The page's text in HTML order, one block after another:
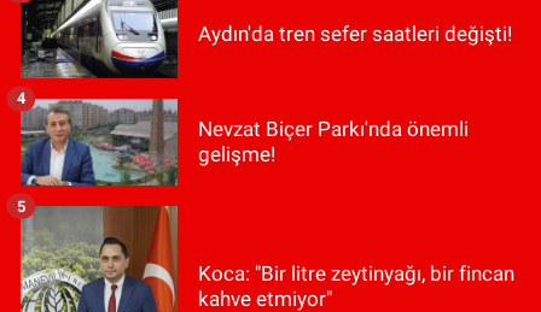
Aydın'da tren sefer saatleri değişti!
Nevzat Biçer Parkı'nda önemli
gelişme!
4
Koca: "Bir litre zeytinyağı, bir fincan
kahve etmiyor"
5